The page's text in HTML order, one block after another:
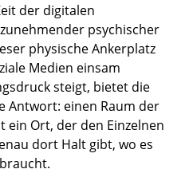
der digitalen
psychischer
physische Ankerplatz
Medien einsam
steigt, bietet die
Antwort: einen Raum der
ein Ort, der den Einzelnen
dort Halt gibt, wo es